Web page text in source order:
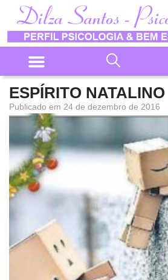
ESPÍRITO NATALINO
Publicado em 24 de dezembro de 2016